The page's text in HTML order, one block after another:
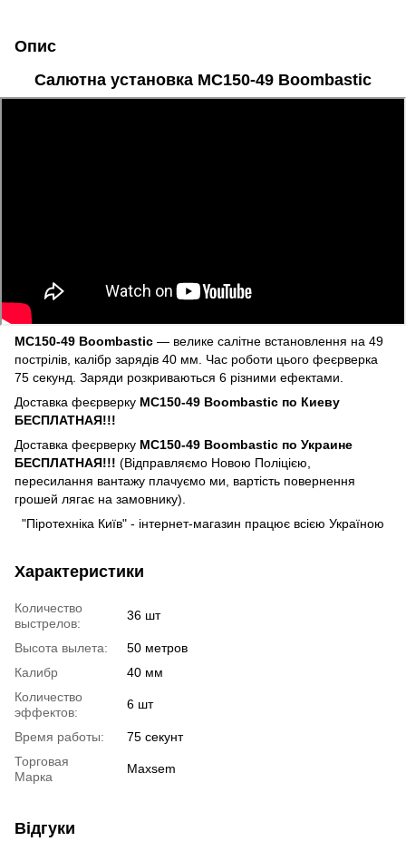
Опис
Салютна установка MC150-49 Boombastic
MC150-49 Boombastic — велике салітне встановлення на 49
пострілів, калібр зарядів 40 мм. Час роботи цього феєрверка
75 секунд. Заряди розкриваються 6 різними ефектами.
Доставка феєрверку MC150-49 Boombastic по Киеву
БЕСПЛАТНАЯ!!!
Доставка феєрверку MC150-49 Boombastic по Украине
БЕСПЛАТНАЯ!!! (Відправляємо Новою Поліцією,
пересилання вантажу плачуємо ми, вартість повернення
грошей лягає на замовнику).
"Піротехніка Київ" - інтернет-магазин працює всією Україною
Характеристики
Количество
выстрелов:
36 шт
Высота вылета:
50 метров
Калибр
40 мм
Количество
эффектов:
6 шт
Время работы:
75 секунт
Торговая
Марка
Maxsem
Відгуки